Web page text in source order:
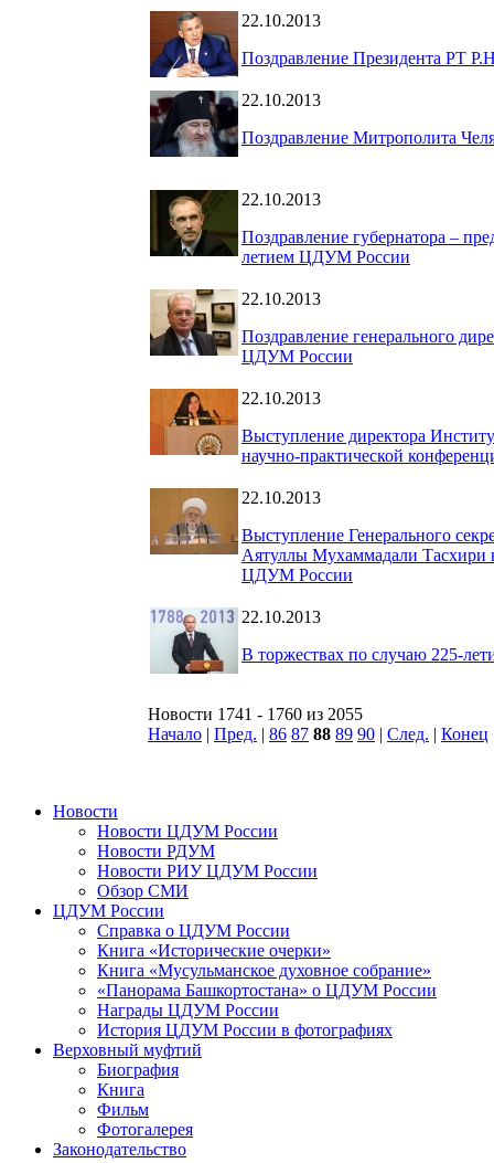
22.10.2013
Поздравление Президента РТ
22.10.2013
Поздравление Митрополита
22.10.2013
Поздравление губернатора ‒
летием ЦДУМ России
22.10.2013
Поздравление генерального
ЦДУМ России
22.10.2013
Выступление директора
научно-практической
22.10.2013
Выступление Генерального
Аятуллы Мухаммадали Тасхири
ЦДУМ России
22.10.2013
В торжествах по случаю 225-
Новости 1741 - 1760 из 2055
Начало | Пред. | 86 87 88 89 90 | След. | Конец
Новости
Новости ЦДУМ России
Новости РДУМ
Новости РИУ ЦДУМ России
Обзор СМИ
ЦДУМ России
Справка о ЦДУМ России
Книга «Исторические очерки»
Книга «Мусульманское духовное собрание»
«Панорама Башкортостана» о ЦДУМ России
Награды ЦДУМ России
История ЦДУМ России в фотографиях
Верховный муфтий
Биография
Книга
Фильм
Фотогалерея
Законодательство